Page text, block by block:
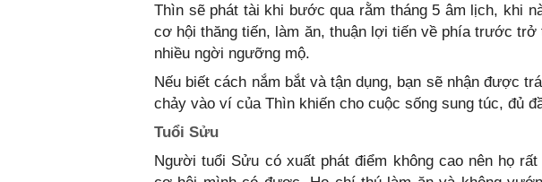
Thìn sẽ phát tài khi bước qua rằm tháng 5 âm lịch, khi
cơ hội thăng tiến, làm ăn, thuận lợi tiến về phía trước
nhiều ngời ngưỡng mộ.
Nếu biết cách nắm bắt và tận dụng, bạn sẽ nhận được
chảy vào ví của Thìn khiến cho cuộc sống sung túc, đủ
Tuổi Sửu
Người tuổi Sửu có xuất phát điểm không cao nên họ